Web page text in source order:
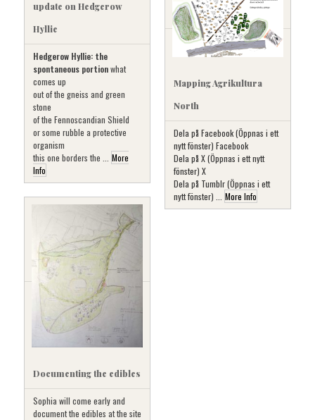
update on Hedgerow
Hyllie
Hedgerow Hyllie: the
spontaneous portionwhat
comes up
out of the gneiss and green
stone
of the Fennoscandian Shield
or some rubble a protective
organism
this one borders the ... More
Info
Mapping Agrikultura
North
Dela på Facebook (Öppnas i ett
nytt fönster) Facebook
Dela på X (Öppnas i ett nytt
fönster) X
Dela på Tumblr (Öppnas i ett
nytt fönster) ... More Info
Documenting the edibles
Sophia will come early and
document the edibles at the site